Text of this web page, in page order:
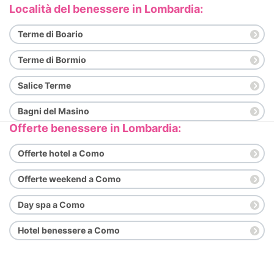
Località del benessere in Lombardia:
Terme di Boario
Terme di Bormio
Salice Terme
Bagni del Masino
Offerte benessere in Lombardia:
Offerte hotel a Como
Offerte weekend a Como
Day spa a Como
Hotel benessere a Como